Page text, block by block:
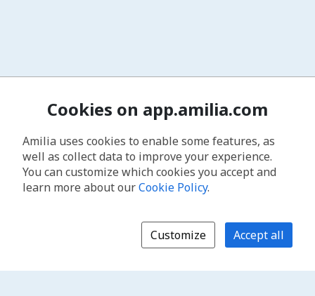
Cookies on app.amilia.com
Amilia uses cookies to enable some features, as
well as collect data to improve your experience.
You can customize which cookies you accept and
learn more about ourCookie Policy.
Customize Accept all